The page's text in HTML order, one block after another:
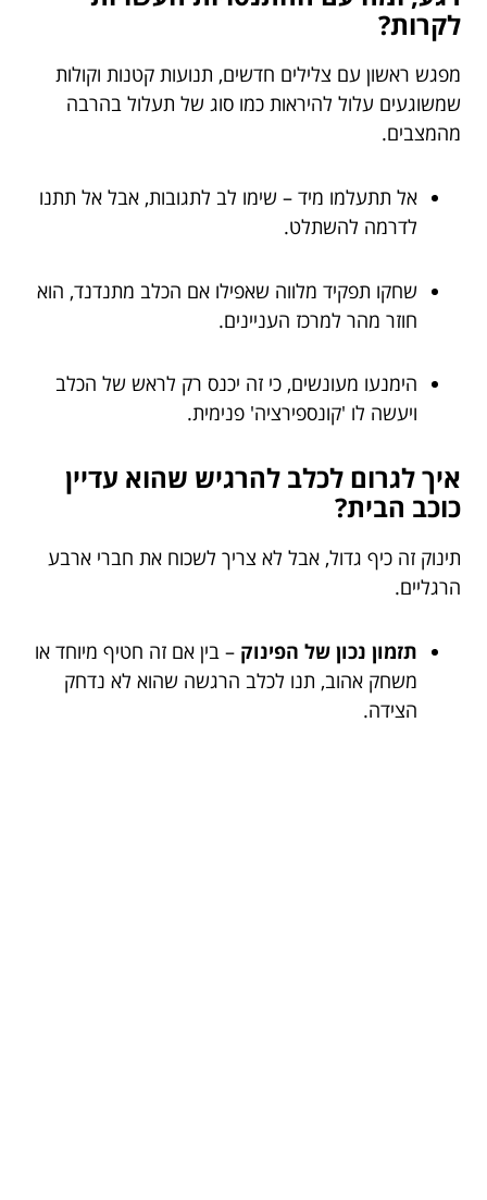
לקרות?
מפגש ראשון עם צלילים חדשים, תנועות קטנות וקולות
שמשוגעים עלול להיראות כמו סוג של תעלול בהרבה
מהמצבים.
אל תתעלמו מיד – שימו לב לתגובות, אבל אל תתנו
לדרמה להשתלט.
שחקו תפקיד מלווה שאפילו אם הכלב מתנדנד, הוא
חוזר מהר למרכז העניינים.
הימנעו מעונשים, כי זה יכנס רק לראש של הכלב
ויעשה לו 'קונספירציה' פנימית.
איך לגרום לכלב להרגיש שהוא עדיין
כוכב הבית?
תינוק זה כיף גדול, אבל לא צריך לשכוח את חברי ארבע
הרגליים.
תזמון נכון של הפינוק – בין אם זה חטיף מיוחד או
משחק אהוב, תנו לכלב הרגשה שהוא לא נדחק
הצידה.